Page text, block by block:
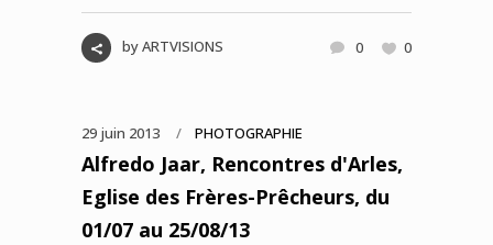
byARTVISIONS 0 0
29 juin 2013 PHOTOGRAPHIE
Alfredo Jaar, Rencontres d'Arles,
Eglise des Frères-Prêcheurs, du
01/07 au 25/08/13